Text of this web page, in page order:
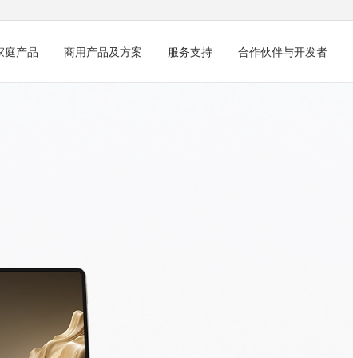
庭产品 商用产品及方案 服务支持 合作伙伴与开发者